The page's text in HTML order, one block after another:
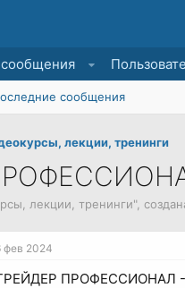
лекции, тренинги
лекции, тренинги",
фев 2024
ПРОФЕССИОНАЛ
сообщения